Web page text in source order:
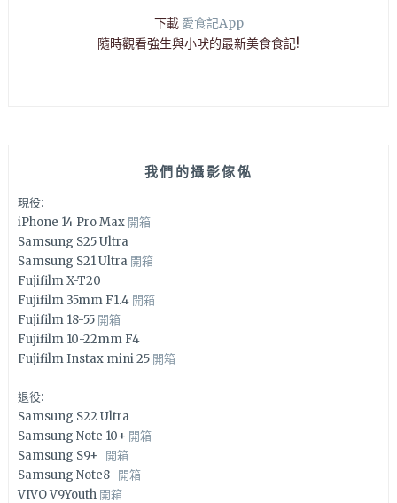
下載 愛食記App
隨時觀看強生與小吠的最新美食食記!
我們的攝影傢俬
現役:
iPhone 14 Pro Max 開箱
Samsung S25 Ultra
Samsung S21 Ultra 開箱
Fujifilm X-T20
Fujifilm 35mm F1.4 開箱
Fujifilm 18-55 開箱
Fujifilm 10-22mm F4
Fujifilm Instax mini 25 開箱
退役:
Samsung S22 Ultra
Samsung Note 10+ 開箱
Samsung S9+ 開箱
Samsung Note8 開箱
VIVO V9Youth 開箱